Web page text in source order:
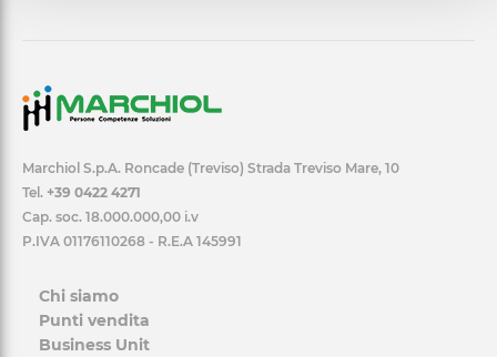
Marchiol S.p.A. Roncade (Treviso) Strada Treviso Mare, 10
Tel. +39 0422 4271
Cap. soc. 18.000.000,00 i.v
P.IVA 01176110268 - R.E.A 145991
Chi siamo
Punti vendita
Business Unit